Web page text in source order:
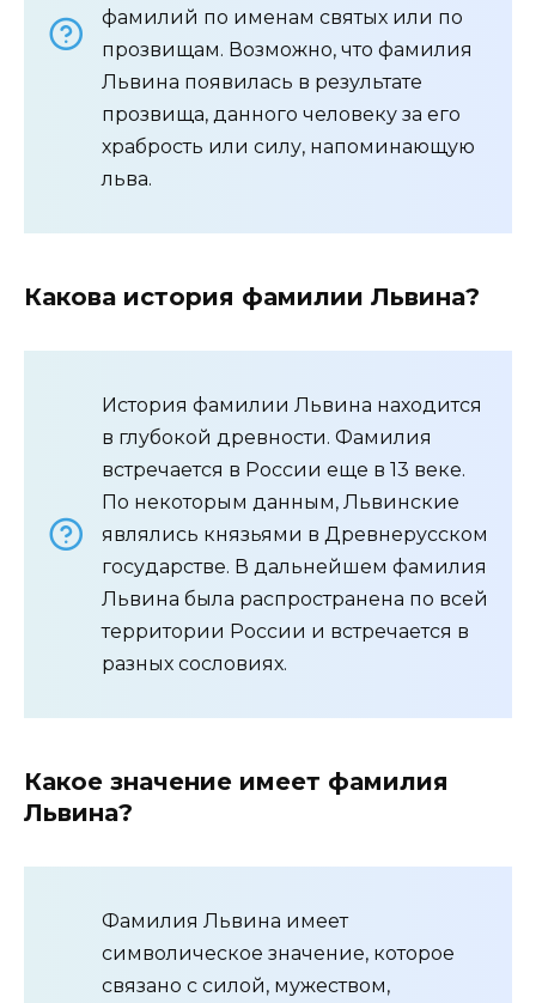
фамилий по именам святых или по
прозвищам. Возможно, что фамилия
Львина появилась в результате
прозвища, данного человеку за его
храбрость или силу, напоминающую
льва.
Какова история фамилии Львина?
История фамилии Львина находится
в глубокой древности. Фамилия
встречается в России еще в 13 веке.
По некоторым данным, Львинские
являлись князьями в Древнерусском
государстве. В дальнейшем фамилия
Львина была распространена по всей
территории России и встречается в
разных сословиях.
Какое значение имеет фамилия
Львина?
Фамилия Львина имеет
символическое значение, которое
связано с силой, мужеством,